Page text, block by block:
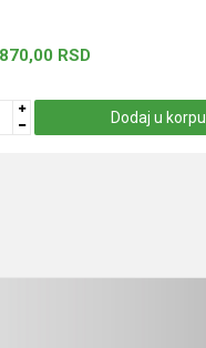
RSD
Dodaj u korpu